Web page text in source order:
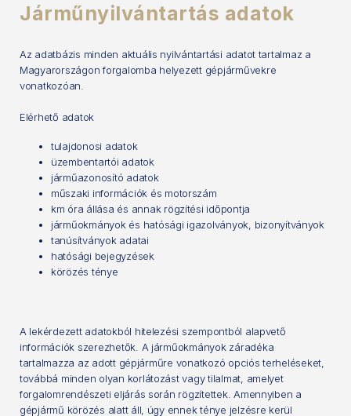
Járműnyilvántartás adatok
Az adatbázis minden aktuális nyilvántartási adatot tartalmaz a
Magyarországon forgalomba helyezett gépjárművekre
vonatkozóan.
Elérhető adatok
tulajdonosi adatok
üzembentartói adatok
járműazonosító adatok
műszaki információk és motorszám
km óra állása és annak rögzítési időpontja
járműokmányok és hatósági igazolványok, bizonyítványok
tanúsítványok adatai
hatósági bejegyzések
körözés ténye
A lekérdezett adatokból hitelezési szempontból alapvető
információk szerezhetők. A járműokmányok záradéka
tartalmazza az adott gépjárműre vonatkozó opciós terheléseket,
továbbá minden olyan korlátozást vagy tilalmat, amelyet
forgalomrendészeti eljárás során rögzítettek. Amennyiben a
gépjármű körözés alatt áll, úgy ennek ténye jelzésre kerül